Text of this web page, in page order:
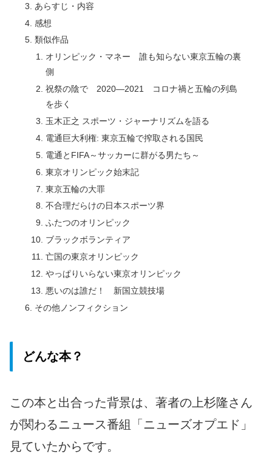
あらすじ・内容
感想
類似作品
オリンピック・マネー 誰も知らない東京五輪の裏
側
祝祭の陰で 2020―2021 コロナ禍と五輪の列島
を歩く
玉木正之 スポーツ・ジャーナリズムを語る
電通巨大利権: 東京五輪で搾取される国民
電通とFIFA～サッカーに群がる男たち～
東京オリンピック始末記
東京五輪の大罪
不合理だらけの日本スポーツ界
ふたつのオリンピック
ブラックボランティア
亡国の東京オリンピック
やっぱりいらない東京オリンピック
悪いのは誰だ！ 新国立競技場
その他ノンフィクション
どんな本？
この本と出合った背景は、著者の上杉隆さん
が関わるニュース番組「ニューズオプエド」
見ていたからです。